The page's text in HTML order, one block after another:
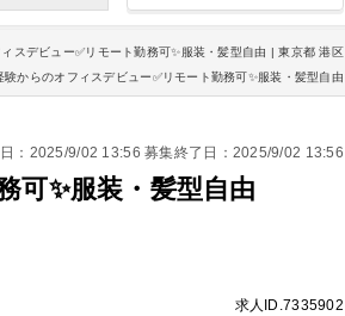
スデビュー✅リモート勤務可✨服装・髪型自由 | 東京都 港区
からのオフィスデビュー✅リモート勤務可✨服装・髪型自由
：2025/9/02 13:56 募集終了日：2025/9/02 13:56
可✨服装・髪型自由
求人ID.7335902